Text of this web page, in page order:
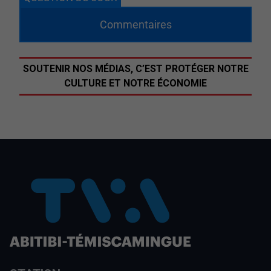
Commentaires
SOUTENIR NOS MÉDIAS, C’EST PROTÉGER NOTRE
CULTURE ET NOTRE ÉCONOMIE